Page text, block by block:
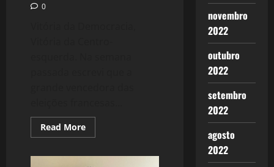
0
Read MoreRead
more
novembro
2022
outubro
2022
setembro
2022
agosto
2022